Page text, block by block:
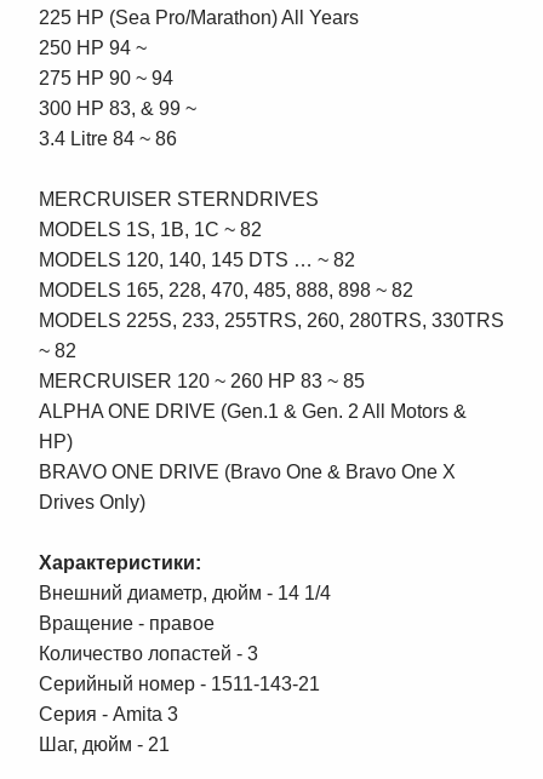
225 HP (Sea Pro/Marathon) All Years
250 HP 94 ~
275 HP 90 ~ 94
300 HP 83, & 99 ~
3.4 Litre 84 ~ 86
MERCRUISER STERNDRIVES
MODELS 1S, 1B, 1C ~ 82
MODELS 120, 140, 145 DTS … ~ 82
MODELS 165, 228, 470, 485, 888, 898 ~ 82
MODELS 225S, 233, 255TRS, 260, 280TRS, 330TRS
~ 82
MERCRUISER 120 ~ 260 HP 83 ~ 85
ALPHA ONE DRIVE (Gen.1 & Gen. 2 All Motors &
HP)
BRAVO ONE DRIVE (Bravo One & Bravo One X
Drives Only)
Характеристики:
Внешний диаметр, дюйм - 14 1/4
Вращение - правое
Количество лопастей - 3
Серийный номер - 1511-143-21
Серия - Amita 3
Шаг, дюйм - 21